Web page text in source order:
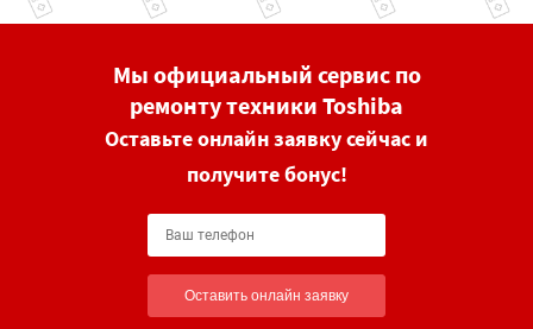
Мы официальный сервис по
ремонту техники Toshiba
Оставьте онлайн заявку сейчас и
получите бонус!
Оставить онлайн заявку